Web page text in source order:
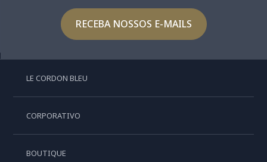
RECEBA NOSSOS E-MAILS
LE CORDON BLEU
CORPORATIVO
BOUTIQUE